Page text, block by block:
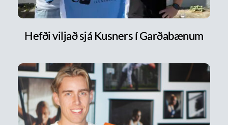
Hefði viljað sjá Kusners í Garðabænum